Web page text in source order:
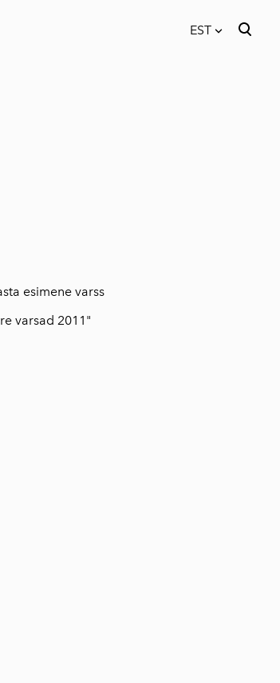
EST
esimene varss
varsad 2011 "